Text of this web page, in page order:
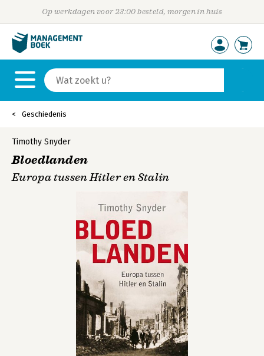
Op werkdagen voor 23:00 besteld, morgen in huis
Geschiedenis
Timothy Snyder
Bloedlanden
Europa tussen Hitler en Stalin